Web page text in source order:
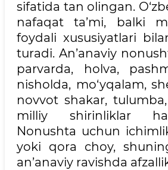
sifatida tan olingan.
nafaqat ta’mi, balki
foydali xususiyatlari
turadi. An’anaviy
parvarda, holva,
nisholda, mo‘yqalam,
novvot shakar,
milliy shirinliklar
Nonushta uchun
yoki qora choy,
an’anaviy ravishda